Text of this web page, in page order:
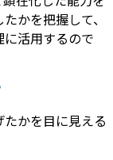
かを把握して、
活用するので
かを目に見える